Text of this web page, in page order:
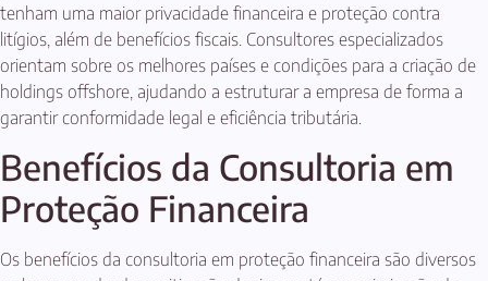
tenham uma maior privacidade financeira e proteção contra
litígios, além de benefícios fiscais. Consultores especializados
orientam sobre os melhores países e condições para a criação de
holdings offshore, ajudando a estruturar a empresa de forma a
garantir conformidade legal e eficiência tributária.
Benefícios da Consultoria em
Proteção Financeira
Os benefícios da consultoria em proteção financeira são diversos